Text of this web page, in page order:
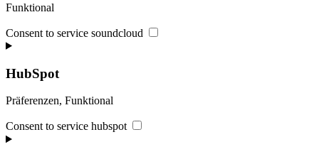
Funktional
Consent to service soundcloud
HubSpot
Präferenzen, Funktional
Consent to service hubspot